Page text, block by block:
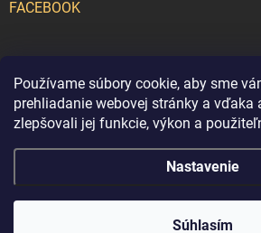
Používame súbory cookie, aby sme
prehliadanie webovej stránky a vďaka
zlepšovali jej funkcie, výkon a
Nastavenie
Súhlasím
FACEBOOK
PRIJÍMAME ONLINE PLATBY
loopi. Všetky práva